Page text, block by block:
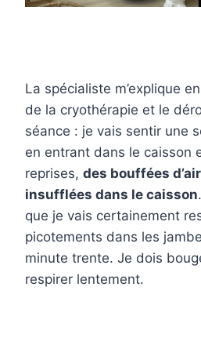
La spécialiste m’explique
de la cryothérapie et le
séance : je vais sentir une
en entrant dans le caisson
reprises, des bouffées
insufflées dans le caisson
que je vais certainement
picotements dans les
minute trente. Je dois
respirer lentement.